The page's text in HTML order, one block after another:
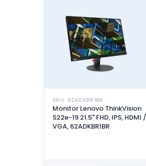
SKU: 62ADKBR1BR
Monitor Lenovo ThinkVision
S22e-19 21.5" FHD, IPS, HDMI /
VGA, 62ADKBR1BR